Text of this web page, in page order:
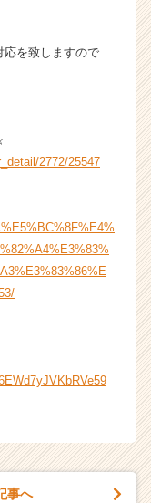
応を致しますので
2772/25547
事へ